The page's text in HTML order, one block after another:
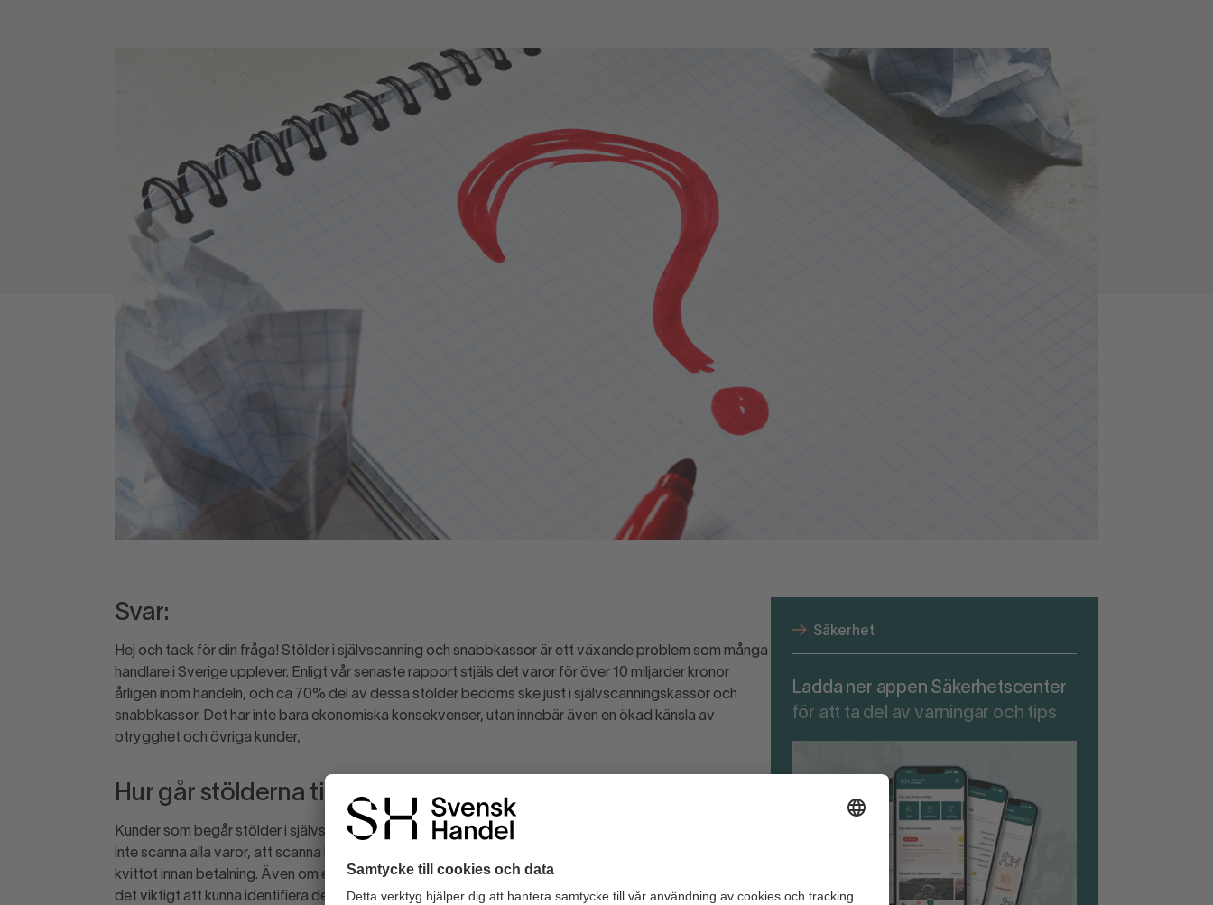
Svar:
Hej och tack för din fråga! Stölder i självscanning och snabbkassor är ett växande problem som många
handlare i Sverige upplever. Enligt vår senaste rapport stjäls det varor för över 10 miljarder kronor
årligen inom handeln, och ca 70% del av dessa stölder bedöms ske just i självscanningskassor och
snabbkassor. Det har inte bara ekonomiska konsekvenser, utan innebär även en ökad känsla av
otrygghet och övriga kunder,
Hur går stölderna till?
Kunder som begår stölder i självscanningskassor eller snabbkassor använder ofta metoder som att
inte scanna alla varor, att scanna billigare varor istället för de dyrare, eller att radera dyrare varor från
kvittot innan betalning. Även om en del av dessa incidenter kan vara resultatet av slarv eller misstag, är
det viktigt att kunna identifiera de fall där det finns ett uppsåt att stjäla.
Säkerhet
Ladda ner appen Säkerhetscenter
för att ta del av varningar och tips